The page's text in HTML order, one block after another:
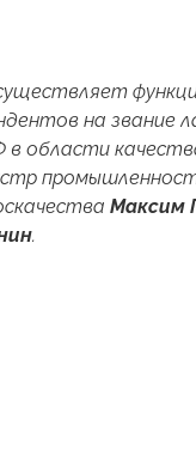
на звание
области
Максим
.